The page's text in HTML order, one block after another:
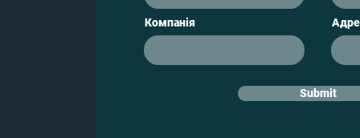
Компанія
Submit